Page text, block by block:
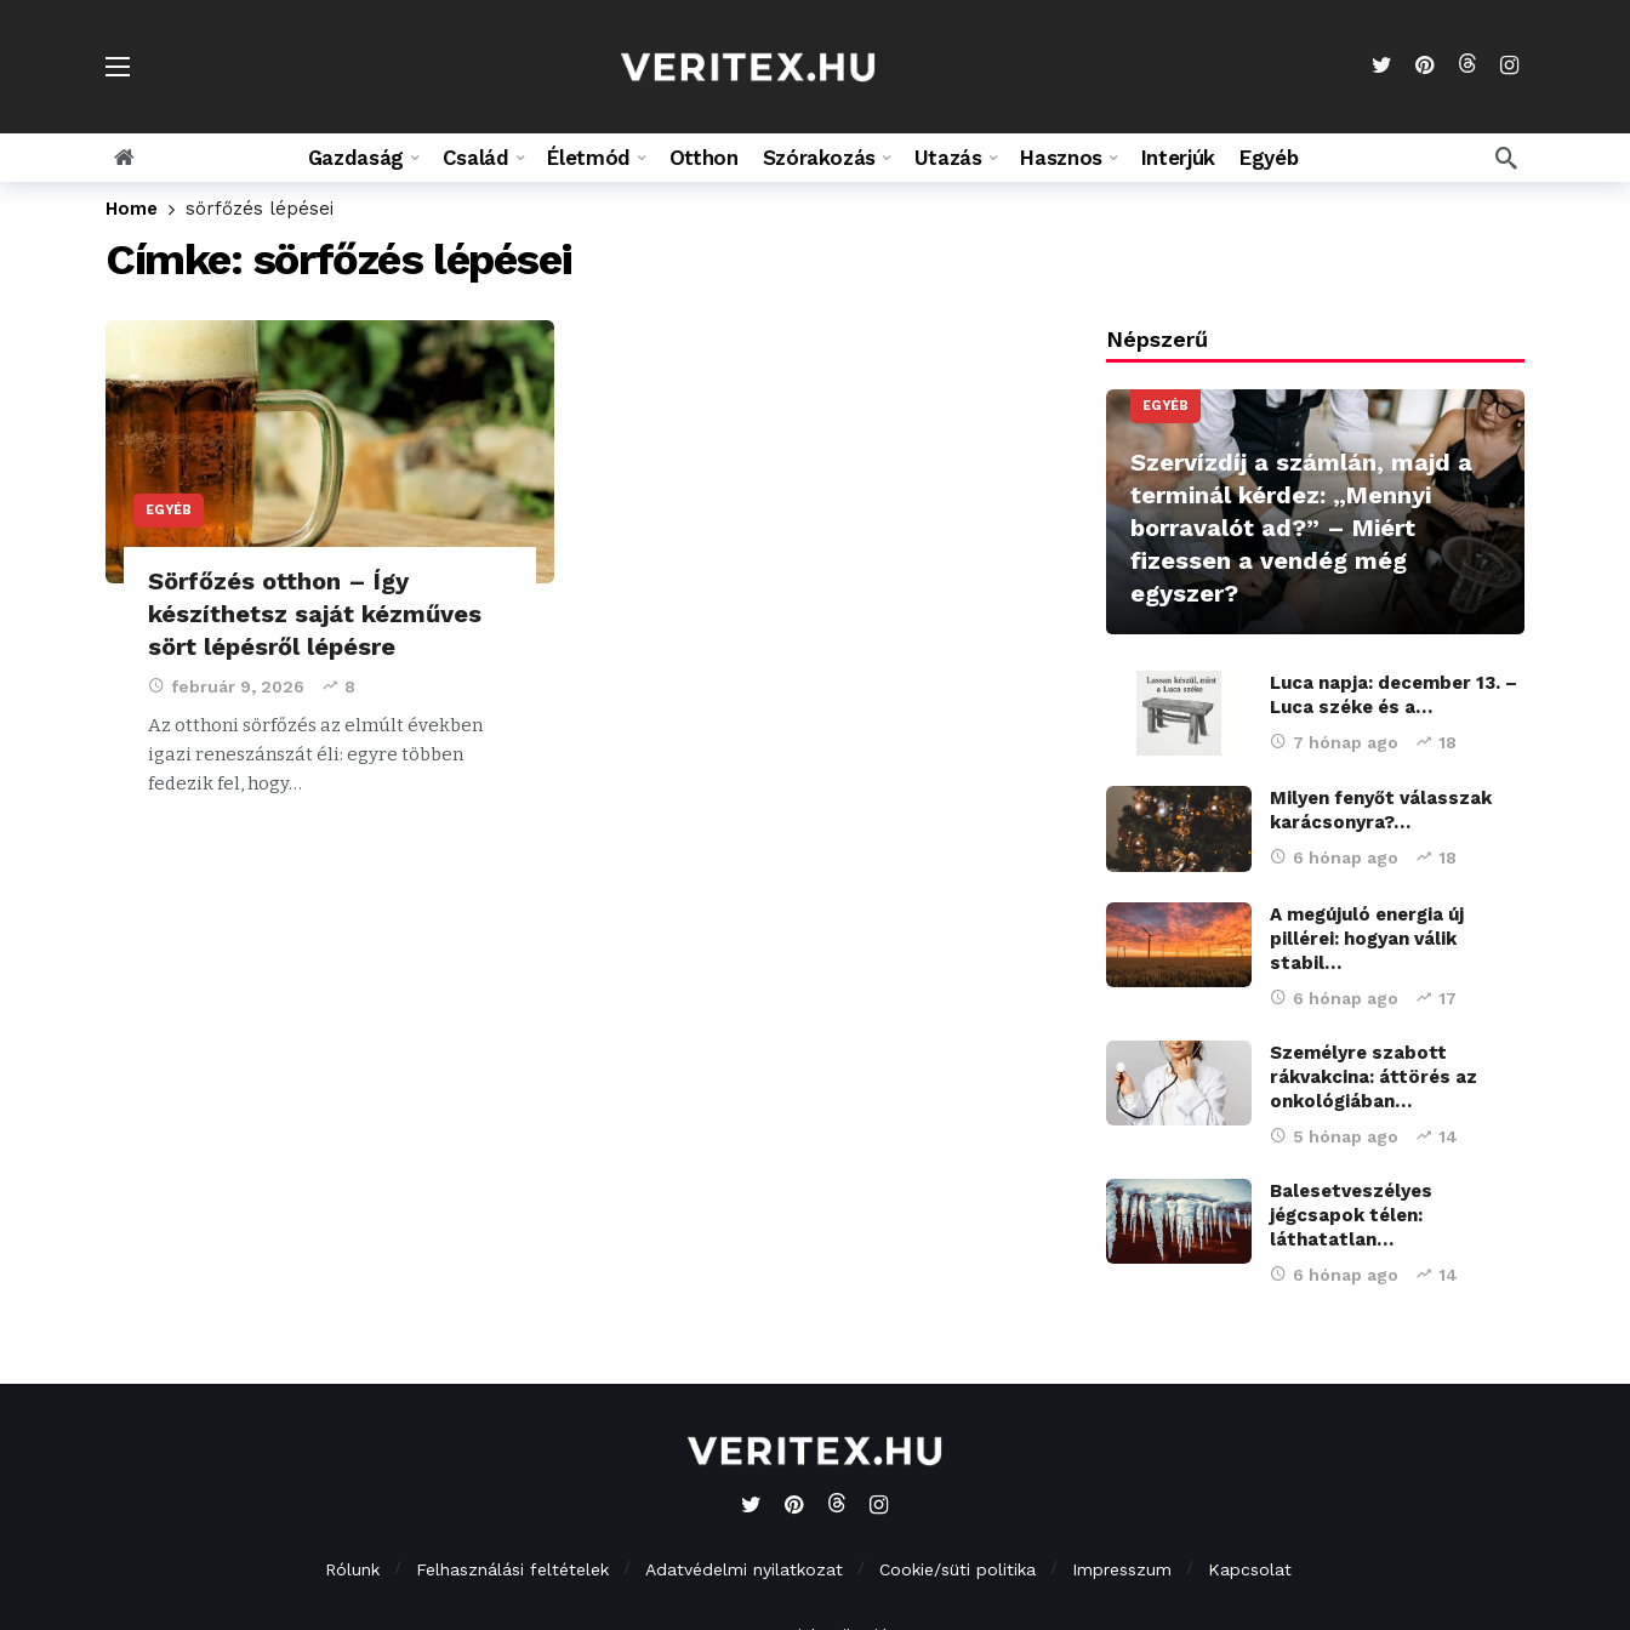
Gazdaság Család Életmód Otthon Szórakozás Utazás Hasznos Interjúk Egyéb
Home sörfőzés lépései
Címke: sörfőzés lépései
EGYÉB
Sörfőzés otthon – Így
készíthetsz saját kézműves
sört lépésről lépésre
február 9, 2026 8
Az otthoni sörfőzés az elmúlt években
igazi reneszánszát éli: egyre többen
fedezik fel, hogy…
Népszerű
EGYÉB
Szervízdíj a számlán, majd a
terminál kérdez: „Mennyi
borravalót ad?” – Miért
fizessen a vendég még
egyszer?
Luca napja: december 13. –
Luca széke és a…
7 hónap ago 18
Milyen fenyőt válasszak
karácsonyra?…
6 hónap ago 18
A megújuló energia új
pillérei: hogyan válik
stabil…
6 hónap ago 17
Személyre szabott
rákvakcina: áttörés az
onkológiában…
5 hónap ago 14
Balesetveszélyes
jégcsapok télen:
láthatatlan…
6 hónap ago 14
Rólunk Felhasználási feltételek Adatvédelmi nyilatkozat Cookie/süti politika Impresszum Kapcsolat